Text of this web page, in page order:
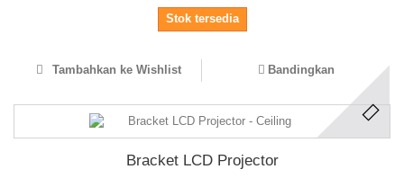
Stok tersedia
Tambahkan ke Wishlist Bandingkan
Bracket LCD Projector